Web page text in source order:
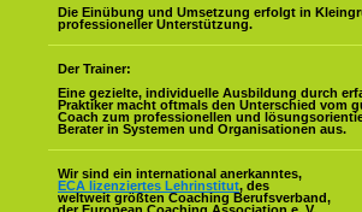
Die Einübung und Umsetzung erfolgt in
professioneller Unterstützung.
Der Trainer:
Eine gezielte, individuelle Ausbildung durch
Praktiker macht oftmals den Unterschied vom
Coach zum professionellen und
Berater in Systemen und Organisationen aus.
Wir sind ein international anerkanntes,
ECA lizenziertes Lehrinstitut, des
weltweit größten Coaching Berufsverband,